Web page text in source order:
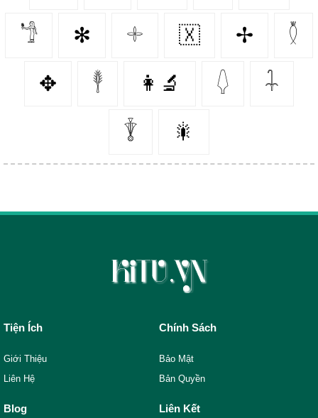
𓁙 ✻ 𓇬 🇽‌ ✢ 𓇟
✥ 𓇣 👩‍🔬 𓆭 𓇑
𓇊 🎇
Tiện Ích
Giới Thiệu
Liên Hệ
Chính Sách
Bảo Mật
Bản Quyền
Blog Liên Kết